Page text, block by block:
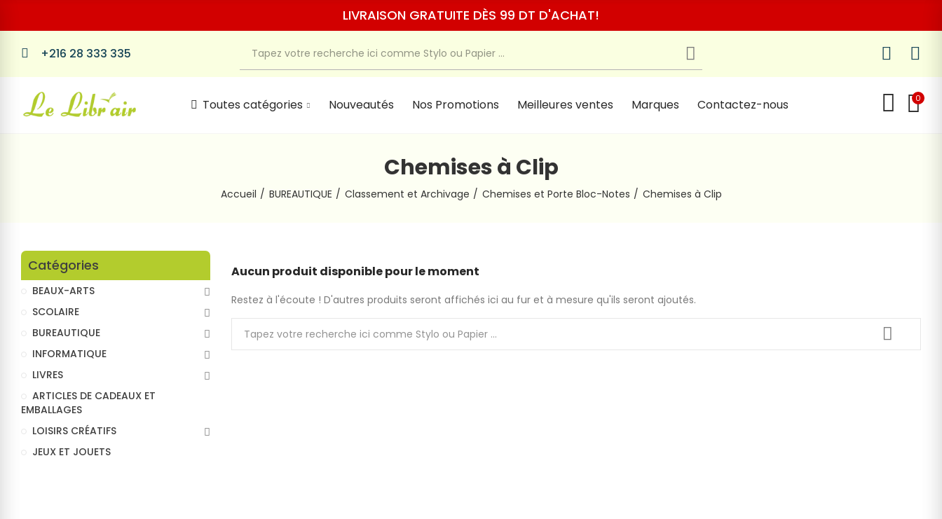
LIVRAISON GRATUITE DÈS 99 DT D'ACHAT!
+216 28 333 335
Toutes catégories Nouveautés Nos Promotions Meilleures ventes Marques Contactez-nous 0
Chemises à Clip
Accueil BUREAUTIQUE Classement et Archivage Chemises et Porte Bloc-Notes Chemises à Clip
Aucun produit disponible pour le moment
Restez à l'écoute ! D'autres produits seront affichés ici au fur et à mesure qu'ils seront ajoutés.
Catégories
BEAUX-ARTS
SCOLAIRE
BUREAUTIQUE
INFORMATIQUE
LIVRES
ARTICLES DE CADEAUX ET
EMBALLAGES
LOISIRS CRÉATIFS
JEUX ET JOUETS